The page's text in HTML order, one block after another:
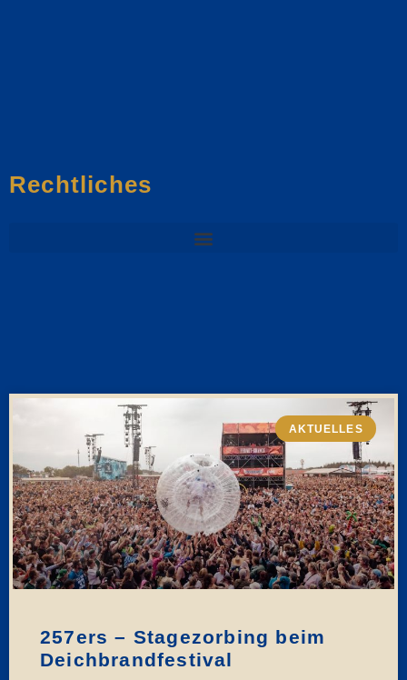
Rechtliches
AKTUELLES
257ers – Stagezorbing beim
Deichbrandfestival